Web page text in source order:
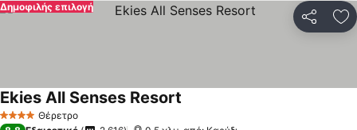
Δημοφιλής επιλογή
4 ΑστέριαΘέρετρο
Ekies All Senses Resort